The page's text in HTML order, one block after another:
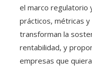
el marco regulatorio
prácticos, métricas
transforman la
rentabilidad, y
empresas que